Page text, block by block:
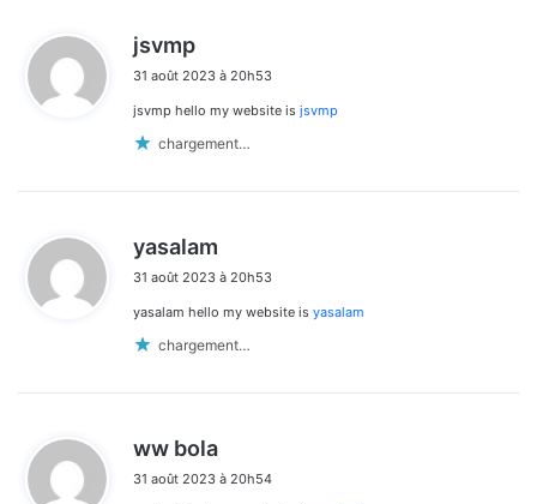
jsvmp
t
31 août 2023 à 20h53
jsvmp hello my website is jsvmp
chargement…
yasalam
t
31 août 2023 à 20h53
yasalam hello my website is yasalam
chargement…
ww bola
t
31 août 2023 à 20h54